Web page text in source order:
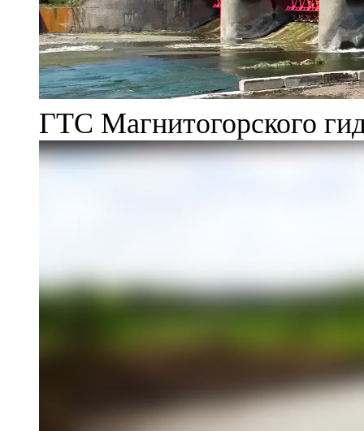
ГТС Магнитогорского